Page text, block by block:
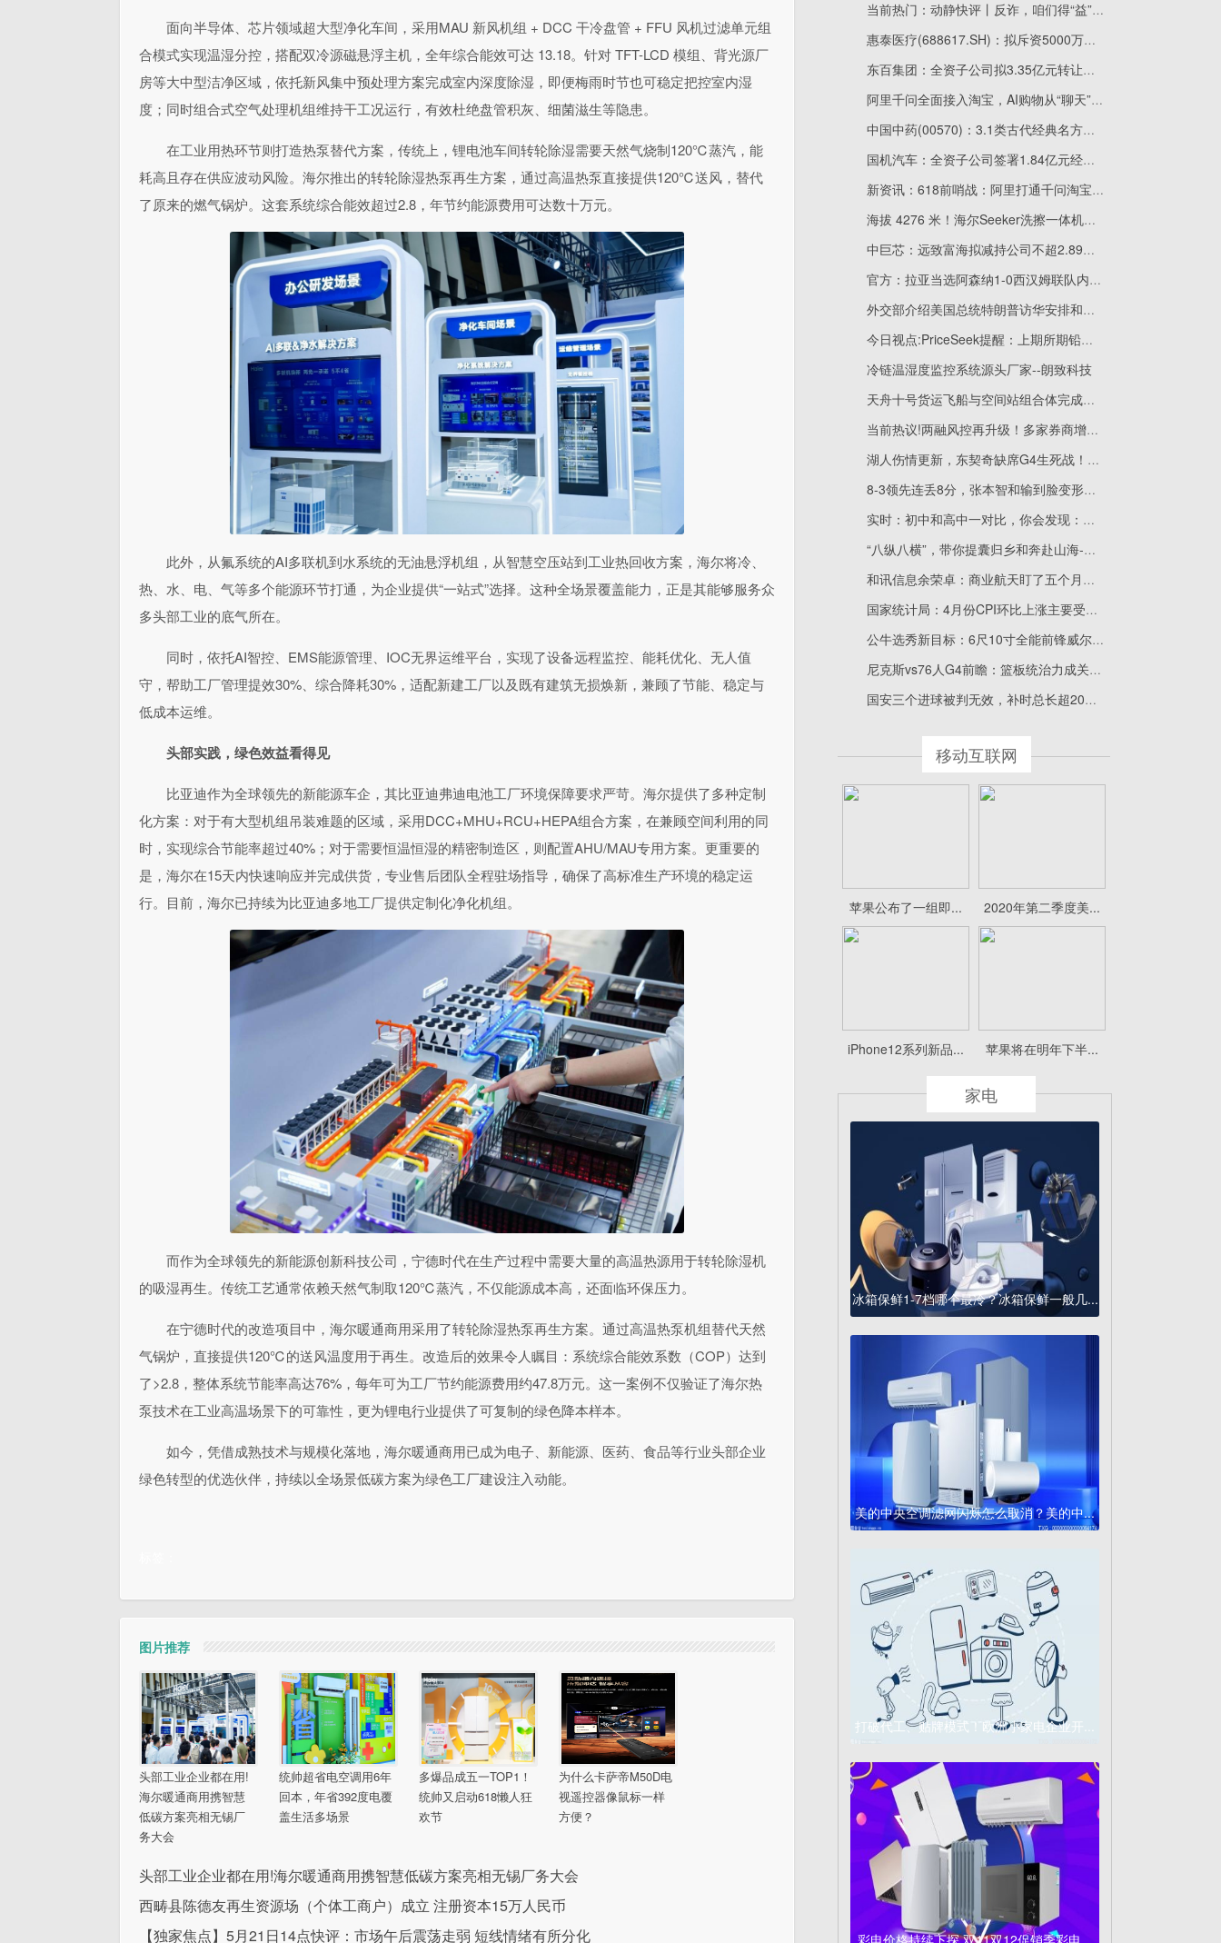
面向半导体、芯片领域超大型净化车间，采用MAU 新风机组 + DCC 干冷盘管 + FFU 风机过滤单元组
合模式实现温湿分控，搭配双冷源磁悬浮主机，全年综合能效可达 13.18。针对 TFT-LCD 模组、背光源厂
房等大中型洁净区域，依托新风集中预处理方案完成室内深度除湿，即便梅雨时节也可稳定把控室内湿
度；同时组合式空气处理机组维持干工况运行，有效杜绝盘管积灰、细菌滋生等隐患。
在工业用热环节则打造热泵替代方案，传统上，锂电池车间转轮除湿需要天然气烧制120℃蒸汽，能
耗高且存在供应波动风险。海尔推出的转轮除湿热泵再生方案，通过高温热泵直接提供120℃送风，替代
了原来的燃气锅炉。这套系统综合能效超过2.8，年节约能源费用可达数十万元。
此外，从氟系统的AI多联机到水系统的无油悬浮机组，从智慧空压站到工业热回收方案，海尔将冷、
热、水、电、气等多个能源环节打通，为企业提供“一站式”选择。这种全场景覆盖能力，正是其能够服务众
多头部工业的底气所在。
同时，依托AI智控、EMS能源管理、IOC无界运维平台，实现了设备远程监控、能耗优化、无人值
守，帮助工厂管理提效30%、综合降耗30%，适配新建工厂以及既有建筑无损焕新，兼顾了节能、稳定与
低成本运维。
头部实践，绿色效益看得见
比亚迪作为全球领先的新能源车企，其比亚迪弗迪电池工厂环境保障要求严苛。海尔提供了多种定制
化方案：对于有大型机组吊装难题的区域，采用DCC+MHU+RCU+HEPA组合方案，在兼顾空间利用的同
时，实现综合节能率超过40%；对于需要恒温恒湿的精密制造区，则配置AHU/MAU专用方案。更重要的
是，海尔在15天内快速响应并完成供货，专业售后团队全程驻场指导，确保了高标准生产环境的稳定运
行。目前，海尔已持续为比亚迪多地工厂提供定制化净化机组。
而作为全球领先的新能源创新科技公司，宁德时代在生产过程中需要大量的高温热源用于转轮除湿机
的吸湿再生。传统工艺通常依赖天然气制取120℃蒸汽，不仅能源成本高，还面临环保压力。
在宁德时代的改造项目中，海尔暖通商用采用了转轮除湿热泵再生方案。通过高温热泵机组替代天然
气锅炉，直接提供120℃的送风温度用于再生。改造后的效果令人瞩目：系统综合能效系数（COP）达到
了>2.8，整体系统节能率高达76%，每年可为工厂节约能源费用约47.8万元。这一案例不仅验证了海尔热
泵技术在工业高温场景下的可靠性，更为锂电行业提供了可复制的绿色降本样本。
如今，凭借成熟技术与规模化落地，海尔暖通商用已成为电子、新能源、医药、食品等行业头部企业
绿色转型的优选伙伴，持续以全场景低碳方案为绿色工厂建设注入动能。
图片推荐
头部工业企业都在用!
海尔暖通商用携智慧
低碳方案亮相无锡厂
务大会
统帅超省电空调用6年
回本，年省392度电覆
盖生活多场景
多爆品成五一TOP1！
统帅又启动618懒人狂
欢节
为什么卡萨帝M50D电
视遥控器像鼠标一样
方便？
头部工业企业都在用!海尔暖通商用携智慧低碳方案亮相无锡厂务大会
西畴县陈德友再生资源场（个体工商户）成立 注册资本15万人民币
【独家焦点】5月21日14点快评：市场午后震荡走弱 短线情绪有所分化
当前热门：动静快评丨反诈，咱们得“益”起上心
惠泰医疗(688617.SH)：拟斥资5000万元至1亿元回购股份|当前热议
东百集团：全资子公司拟3.35亿元转让烜达丰胜100%股权 最新
阿里千问全面接入淘宝，AI购物从“聊天”迈入“办事”时代_快看点
中国中药(00570)：3.1类古代经典名方中药复方制剂-芍药甘草汤颗粒及桃核承气汤颗粒获批上市 观点
国机汽车：全资子公司签署1.84亿元经营合同_速递
新资讯：618前哨战：阿里打通千问淘宝，AI电商竞争加速
海拔 4276 米！海尔Seeker洗擦一体机硬核清洁守护科研净土
中巨芯：远致富海拟减持公司不超2.89%股份 当前热讯
官方：拉亚当选阿森纳1-0西汉姆联队内最佳球员 短讯
外交部介绍美国总统特朗普访华安排和中方期待
今日视点:PriceSeek提醒：上期所期铅库存增加 铅价影响分析
冷链温湿度监控系统源头厂家--朗致科技
天舟十号货运飞船与空间站组合体完成交会对接
当前热议!两融风控再升级！多家券商增设“即时平仓线”，部分要求半天完成补仓
湖人伤情更新，东契奇缺席G4生死战！雷霆剑指横扫老詹必夺冠铁律
8-3领先连丢8分，张本智和输到脸变形！赛后沮丧发声，日媒也怂了 每日信息
实时：初中和高中一对比，你会发现：初中成绩好，高中掉队的概率真不小
“八纵八横”，带你提囊归乡和奔赴山海-每日精选
和讯信息余荣卓：商业航天盯了五个月，逻辑在兑现
国家统计局：4月份CPI环比上涨主要受能源和出行服务价格上涨影响-速讯
公牛选秀新目标：6尺10寸全能前锋威尔逊 观点
尼克斯vs76人G4前瞻：篮板统治力成关键，维拉诺瓦三将战旧地
国安三个进球被判无效，补时总长超20分钟，海港与国安这场2比2充满戏剧性|每日热议
移动互联网
苹果公布了一组即... 2020年第二季度美...
iPhone12系列新品... 苹果将在明年下半...
家电
冰箱保鲜1-7档哪个最冷？冰箱保鲜一般几...
美的中央空调滤网闪烁怎么取消？美的中...
打破代工、贴牌模式！欧洲小家电企业开...
彩电价格持续下探 双11双12促销季彩电...